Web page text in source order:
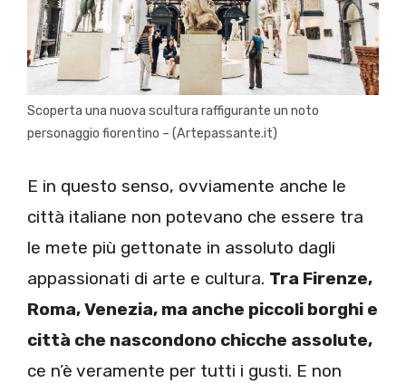
Scoperta una nuova scultura raffigurante un noto
personaggio fiorentino – (Artepassante.it)
E in questo senso, ovviamente anche le
città italiane non potevano che essere tra
le mete più gettonate in assoluto dagli
appassionati di arte e cultura. Tra Firenze,
Roma, Venezia, ma anche piccoli borghi e
città che nascondono chicche assolute,
ce n’è veramente per tutti i gusti. E non